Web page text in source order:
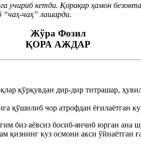
учириб кетди. Қорақир ҳамон
“чаҳ-чаҳ” лашарди.
Жўра Фозил
ҚОРА АЖДАР
қўрқувдан дир-дир титрашар,
қўшилиб чор атрофдан ёғилаётган
биз аёвсиз босиб-янчиб юрган ана
куз осмони акси ўйнаётган